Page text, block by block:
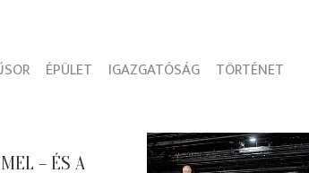
ÉPÜLET IGAZGATÓSÁG TÖRTÉNET
– ÉS A